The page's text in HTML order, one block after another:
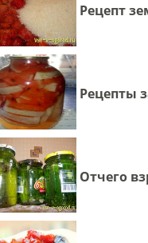
Рецепт
Рецепты
Отчего